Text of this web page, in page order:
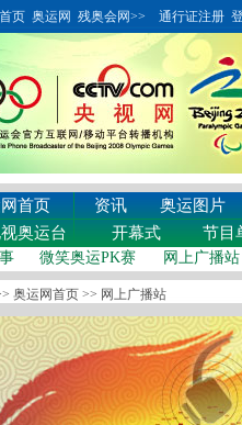
页 奥运网 残奥会网>> 通行证注册
首页 资讯 奥运图片
奥运台
开幕式 节目
微笑奥运PK赛 网上广播站
奥运网首页 >> 网上广播站